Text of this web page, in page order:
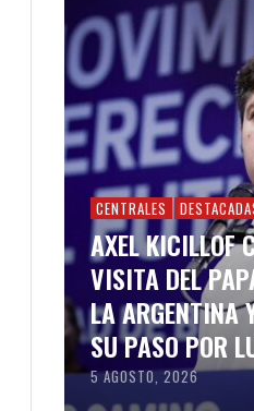
CENTRALES
AXEL KICILLOF
VISITA DEL
LA ARGENTINA
SU PASO POR
5 AGOSTO, 2026